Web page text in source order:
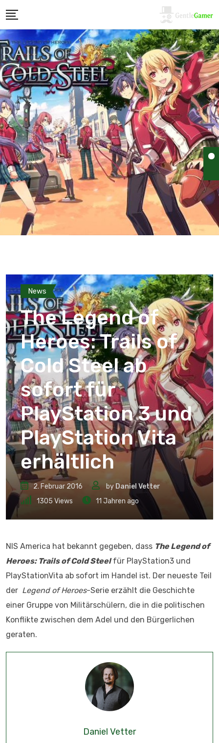
News
The Legend of
Heroes: Trails of
Cold Steel ab
sofort für
PlayStation 3 und
PlayStation Vita
erhältlich
2. Februar 2016 by Daniel Vetter
1305 Views 11 Jahren ago
NIS America hat bekannt gegeben, dass The Legend of
Heroes: Trails of Cold Steelfür PlayStation3 und
PlayStationVita ab sofort im Handel ist. Der neueste Teil
der Legend of Heroes-Serie erzählt die Geschichte
einer Gruppe von Militärschülern, die in die politischen
Konflikte zwischen dem Adel und den Bürgerlichen
geraten.
Daniel Vetter